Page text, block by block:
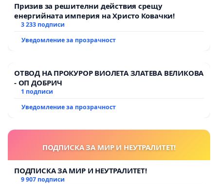
Призив за решителни действия срещу
енергийната империя на Христо Ковачки!
3 233 подписи
Уведомление за прозрачност
ОТВОД НА ПРОКУРОР ВИОЛЕТА ЗЛАТЕВА ВЕЛИКОВА
- ОП ДОБРИЧ
1 подписи
Уведомление за прозрачност
ПОДПИСКА ЗА МИР И НЕУТРАЛИТЕТ!
ПОДПИСКА ЗА МИР И НЕУТРАЛИТЕТ!
9 907 подписи